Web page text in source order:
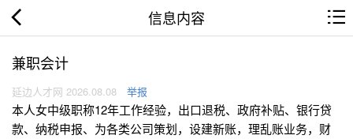
信息内容
兼职会计
延边人才网 2026.08.08 举报
本人女中级职称12年工作经验，出口退税、政府补贴、银行贷
款、纳税申报、为各类公司策划，设建新账，理乱账业务，财